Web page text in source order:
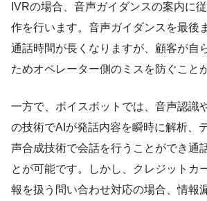
IVRの場合、音声ガイダンスの案内に
作を行います。音声ガイダンスを最後
通話時間が長くなりますが、顧客が自
ためオペレーター側のミスを防ぐこと
一方で、ボイスボットでは、音声認識
の技術でAIが発話内容を瞬時に解析、
声合成技術で会話を行うことができ通
とが可能です。しかし、クレジットカ
報を扱う問い合わせ対応の場合、情報